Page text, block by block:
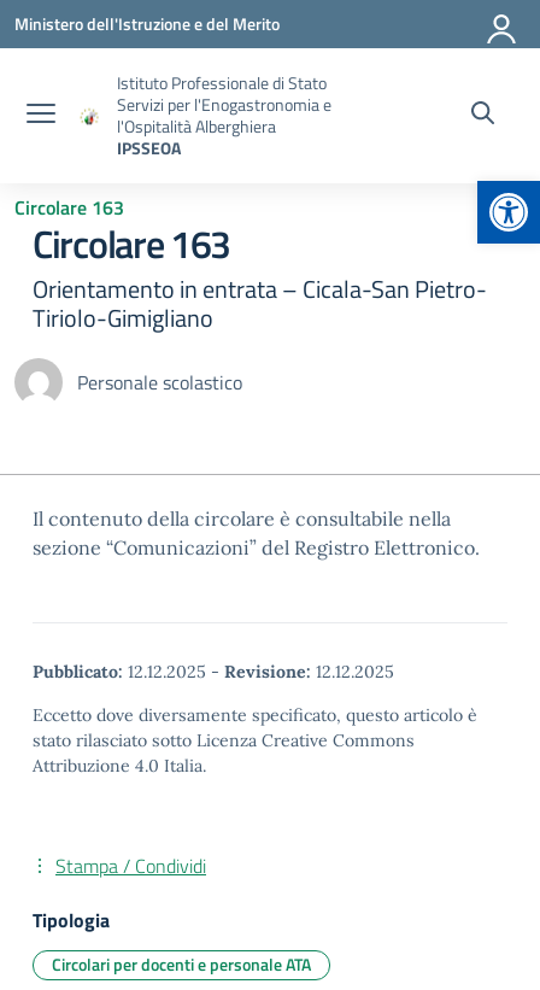
Vai ai contenuti
Vai al menu di navigazione
Vai al footer
Ministero dell'Istruzione e del Merito
Istituto Professionale di Stato
Servizi per l'Enogastronomia e
l'Ospitalità Alberghiera
IPSSEOA
Circolare 163
Circolare 163
Orientamento in entrata – Cicala-San Pietro-
Tiriolo-Gimigliano
Personale scolastico
Il contenuto della circolare è consultabile nella
sezione “Comunicazioni” del Registro Elettronico.
Pubblicato: 12.12.2025 - Revisione: 12.12.2025
Eccetto dove diversamente specificato, questo articolo è
stato rilasciato sotto Licenza Creative Commons
Attribuzione 4.0 Italia.
Stampa / Condividi
Tipologia
Circolari per docenti e personale ATA